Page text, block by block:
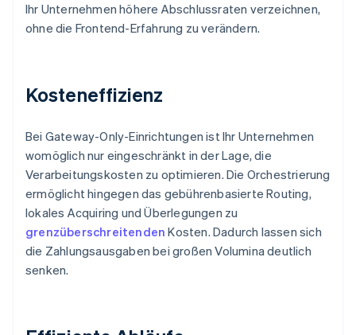
Ihr Unternehmen höhere Abschlussraten verzeichnen,
ohne die Frontend-Erfahrung zu verändern.
Kosteneffizienz
Bei Gateway-Only-Einrichtungen ist Ihr Unternehmen
womöglich nur eingeschränkt in der Lage, die
Verarbeitungskosten zu optimieren. Die Orchestrierung
ermöglicht hingegen das gebührenbasierte Routing,
lokales Acquiring und Überlegungen zu
grenzüberschreitenden Kosten. Dadurch lassen sich
die Zahlungsausgaben bei großen Volumina deutlich
senken.